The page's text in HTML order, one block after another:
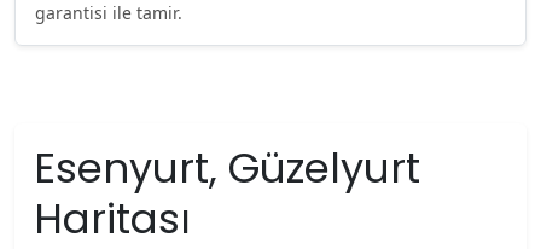
garantisi ile tamir.
Esenyurt, Güzelyurt
Haritası